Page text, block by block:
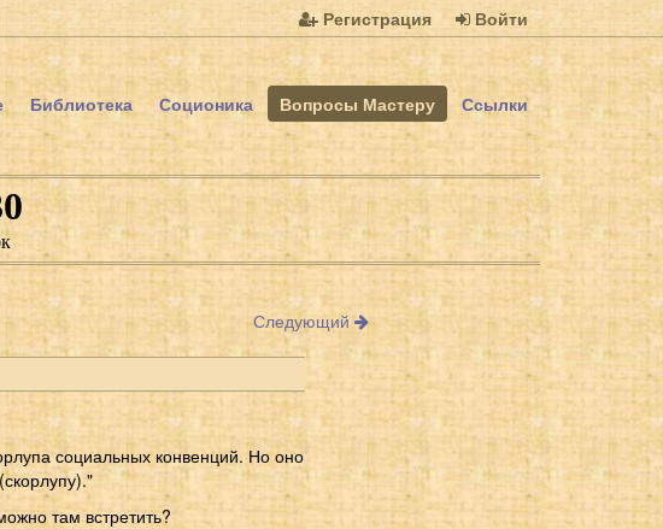
Регистрация Войти
Библиотека Соционика Вопросы Мастеру Ссылки
Следующий
социальных конвенций. Но оно
там встретить?